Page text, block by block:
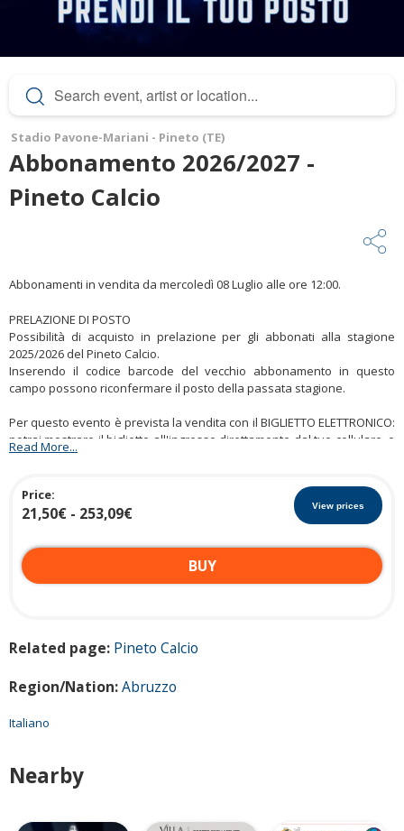
Stadio Pavone-Mariani - Pineto (TE)
Abbonamento 2026/2027 -
Pineto Calcio
Abbonamenti in vendita da mercoledì 08 Luglio alle ore 12:00.
PRELAZIONE DI POSTO
Possibilità di acquisto in prelazione per gli abbonati alla stagione
2025/2026 del Pineto Calcio.
Inserendo il codice barcode del vecchio abbonamento in questo
campo possono riconfermare il posto della passata stagione.
Per questo evento è prevista la vendita con il BIGLIETTO ELETTRONICO:
potrai mostrare il biglietto all'ingresso direttamente dal tuo cellulare, o
stamparlo con la stampante di casa. Non sarà necessaria alcuna
Read More...
Price:
21,50€ - 253,09€ View prices
BUY
e
r
i
Related page: Pineto Calcio
Region/Nation:Abruzzo
Italiano
Nearby